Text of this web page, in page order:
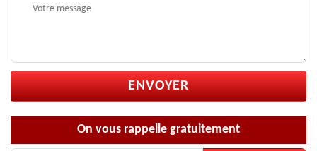
On vous rappelle gratuitement